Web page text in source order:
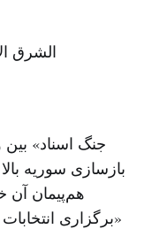
«الشرق
هم‌پیمان آن
«برگزاری